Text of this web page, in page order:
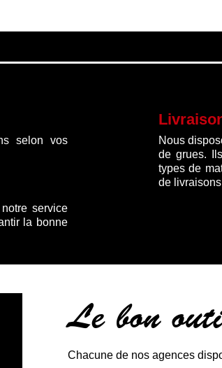
selon vos
service
la bonne
Nous
de grues.
types de
de
Le bon
Chacune de nos agences